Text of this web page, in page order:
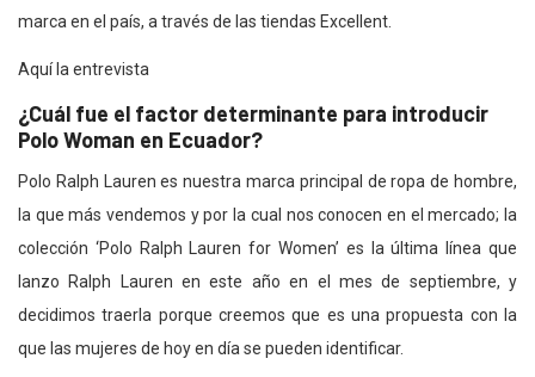
marca en el país, a través de las tiendas Excellent.
Aquí la entrevista
¿Cuál fue el factor determinante para introducir
Polo Woman en Ecuador?
Polo Ralph Lauren es nuestra marca principal de ropa de hombre,
la que más vendemos y por la cual nos conocen en el mercado; la
colección ‘Polo Ralph Lauren for Women’ es la última línea que
lanzo Ralph Lauren en este año en el mes de septiembre, y
decidimos traerla porque creemos que es una propuesta con la
que las mujeres de hoy en día se pueden identificar.